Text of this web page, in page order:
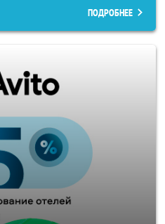
ПОДРОБНЕЕ